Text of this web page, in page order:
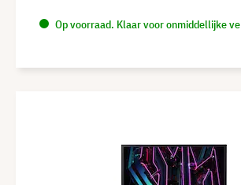
Op voorraad. Klaar voor onmiddellijke